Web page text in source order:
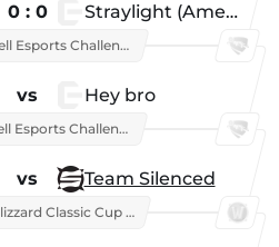
0 : 0 Straylight (American team)
Bell Esports Challenge 2026
vs Hey bro
Bell Esports Challenge 2026
vs Team Silenced
Blizzard Classic Cup 2026